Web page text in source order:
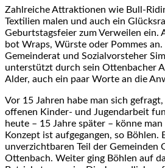
Zahlreiche Attraktionen wie Bull-
Textilien malen und auch ein
Geburtstagsfeier zum Verweilen ein.
bot Wraps, Würste oder Pommes
Gemeinderat und Sozialvorsteher
unterstützt durch sein Ottenbacher
Alder, auch ein paar Worte an die
Vor 15 Jahren habe man sich
offenen Kinder- und Jugendarbeit
heute – 15 Jahre später – könne
Konzept ist aufgegangen, so Böhlen.
unverzichtbaren Teil der Gemeinden
Ottenbach. Weiter ging Böhlen auf